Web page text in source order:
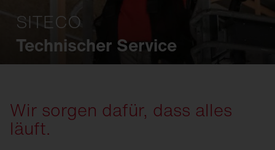
SITECO
Technischer Service
Wir sorgen dafür, dass alles
läuft.